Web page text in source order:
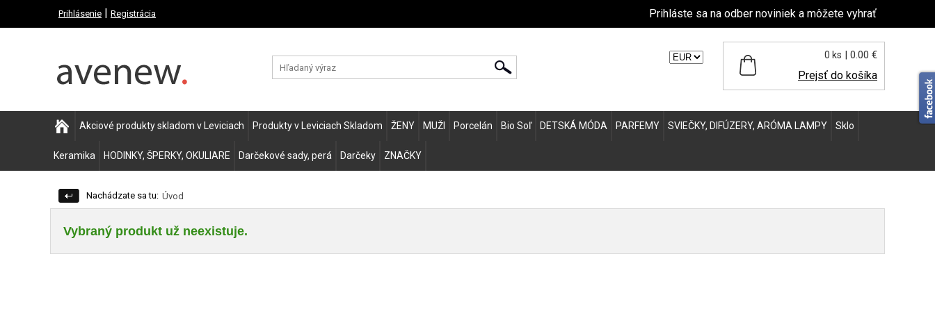
Prihlásenie | Registrácia Prihláste sa na odber noviniek a môžete vyhrať
0 ks | 0.00 €
Prejsť do košíka
Akciové produkty skladom v Leviciach Produkty v Leviciach Skladom ŽENY MUŽI Porcelán Bio Soľ DETSKÁ MÓDA PARFEMY SVIEČKY, DIFÚZERY, ARÓMA LAMPY Sklo
Keramika HODINKY, ŠPERKY, OKULIARE Darčekové sady, perá Darčeky ZNAČKY
Nachádzate sa tu: Úvod
Vybraný produkt už neexistuje.